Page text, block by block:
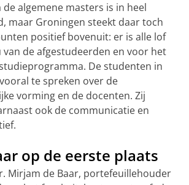
de algemene masters is in heel
maar Groningen steekt daar toch
positief bovenuit: er is alle lof
de afgestudeerden en voor het
De studenten in
te spreken over de
vorming en de docenten. Zij
ook de communicatie en
op de eerste plaats
Mirjam de Baar, portefeuillehouder